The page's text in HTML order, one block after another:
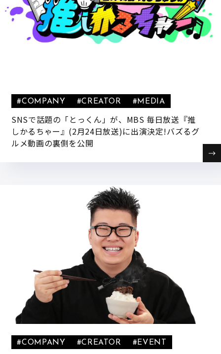
SNSで話題の「とっくん」が、MBS 毎日放送『推
しかるちゃー』(2月24日放送)に出演決定!バズるグ
ルメ動画の裏側を公開
#COMPANY #CREATOR #MEDIA
#COMPANY #CREATOR #EVENT